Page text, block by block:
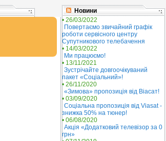
Новини
• 26/03/2022
Повертаємо звичайний графік
роботи сервісного центру
Супутникового телебачення
• 14/03/2022
Ми працюємо!
• 13/11/2021
Зустрічайте довгоочікуваний
пакет «Соціальний»!
• 26/11/2020
«Зимова» пропозиція від Віасат!
• 03/09/2020
Соціальна пропозиція від Viasat -
знижка 50% на тюнер!
• 06/08/2020
Акція «Додатковий телевізор за 0
грн»